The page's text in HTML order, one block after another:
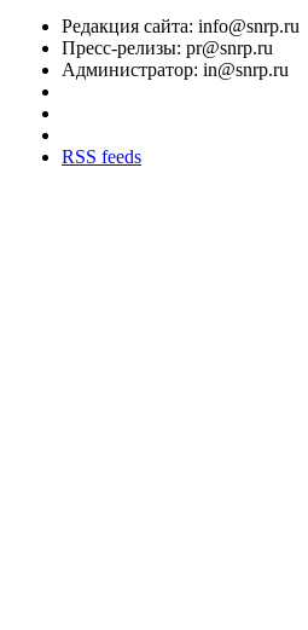
Редакция сайта: info@snrp.ru
Пресс-релизы: pr@snrp.ru
Администратор: in@snrp.ru
RSS feeds